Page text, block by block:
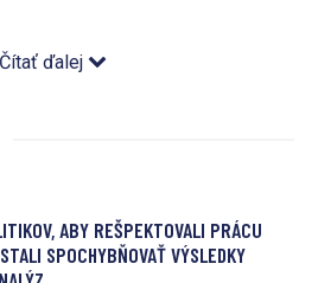
priestor. Politici by mali prestať
Špirko.
Ako uvádza viceprezident
veda stojí na otvorenosti,
Čítať ďalej
ABY REŠPEKTOVALI PRÁCU
SPOCHYBŇOVAŤ VÝSLEDKY